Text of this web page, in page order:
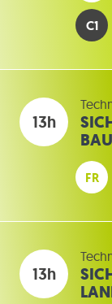
C1
13h
FR
13h